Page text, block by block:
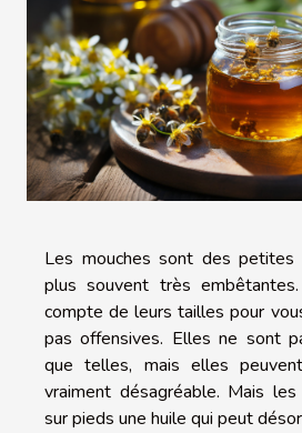
Les mouches sont des
plus souvent très
compte de leurs tailles pour
pas offensives. Elles ne sont
que telles, mais elles
vraiment désagréable. Mais
sur pieds une huile qui peut